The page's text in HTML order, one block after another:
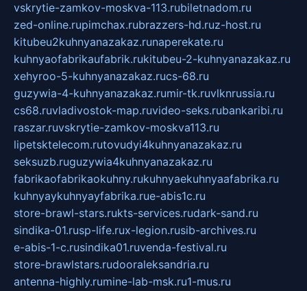
vskrytie-zamkov-moskva-113.rubiletnadom.ru
zed-online.rupimchax.rubrazzers-hd.ruz-host.ru
kitubeu2kuhnyanazakaz.runaperekate.ru
kuhnyaofabrikaufabrik.rukitubeu-2-kuhnyanazakaz.ru
xehyroo-5-kuhnyanazakaz.rucs-68.ru
guzywia-4-kuhnyanazakaz.rumir-tk.ruvlknrussia.ru
cs68.ruvladivostok-map.ruvideo-seks.rubankaribi.ru
raszar.ruvskrytie-zamkov-moskva113.ru
lipetsktelecom.rutovudyi4kuhnyanazakaz.ru
seksuzb.ruguzywia4kuhnyanazakaz.ru
fabrikaofabrikaokuhny.rukuhnyaekuhnyaafabrika.ru
kuhnyaykuhnyayfabrika.rue-abis1c.ru
store-brawl-stars.rukts-services.rudark-sand.ru
sindika-01.rusp-life.rux-legion.rusib-archives.ru
e-abis-1-c.rusindika01.ruvenda-festival.ru
store-brawlstars.rudooraleksandria.ru
antenna-highly.rumine-lab-msk.ru1-mus.ru